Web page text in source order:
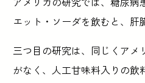
エット・ソーダを飲むと、肝
三つ目の研究は、同じくア
がなく、人工甘味料入りの飲